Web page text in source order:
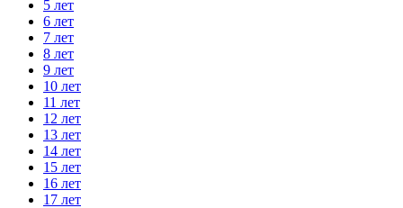
5 лет
6 лет
7 лет
8 лет
9 лет
10 лет
11 лет
12 лет
13 лет
14 лет
15 лет
16 лет
17 лет